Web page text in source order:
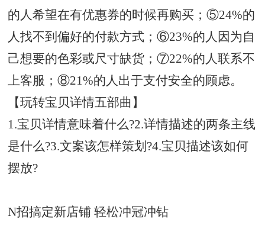
的人希望在有优惠券的时候再购买；⑤24%的
人找不到偏好的付款方式；⑥23%的人因为自
己想要的色彩或尺寸缺货；⑦22%的人联系不
上客服；⑧21%的人出于支付安全的顾虑。
【玩转宝贝详情五部曲】
1.宝贝详情意味着什么?2.详情描述的两条主线
是什么?3.文案该怎样策划?4.宝贝描述该如何
摆放?
N招搞定新店铺 轻松冲冠冲钻